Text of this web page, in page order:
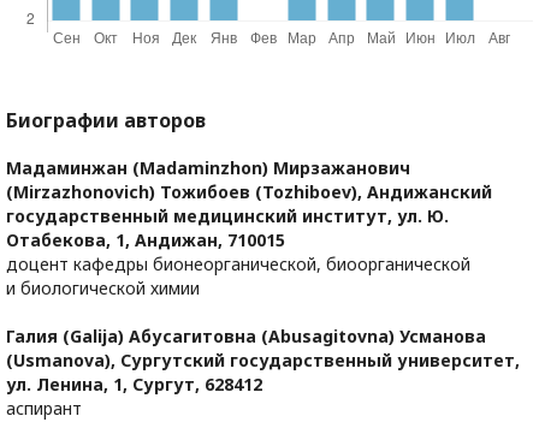
Биографии авторов
Мадаминжан (Madaminzhon) Мирзажанович
(Mirzazhonovich) Тожибоев (Tozhiboev), Андижанский
государственный медицинский институт, ул. Ю.
Отабекова, 1, Андижан, 710015
доцент кафедры бионеорганической, биоорганической
и биологической химии
Галия (Galija) Абусагитовна (Abusagitovna) Усманова
(Usmanova), Сургутский государственный университет,
ул. Ленина, 1, Сургут, 628412
аспирант